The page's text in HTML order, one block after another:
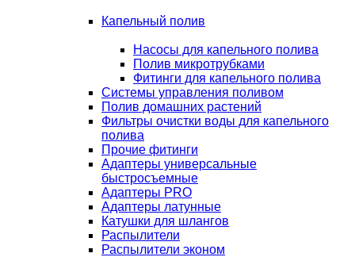
Капельный полив
Насосы для капельного полива
Полив микротрубками
Фитинги для капельного полива
Системы управления поливом
Полив домашних растений
Фильтры очистки воды для капельного
полива
Прочие фитинги
Адаптеры универсальные
быстросъемные
Адаптеры PRO
Адаптеры латунные
Катушки для шлангов
Распылители
Распылители эконом